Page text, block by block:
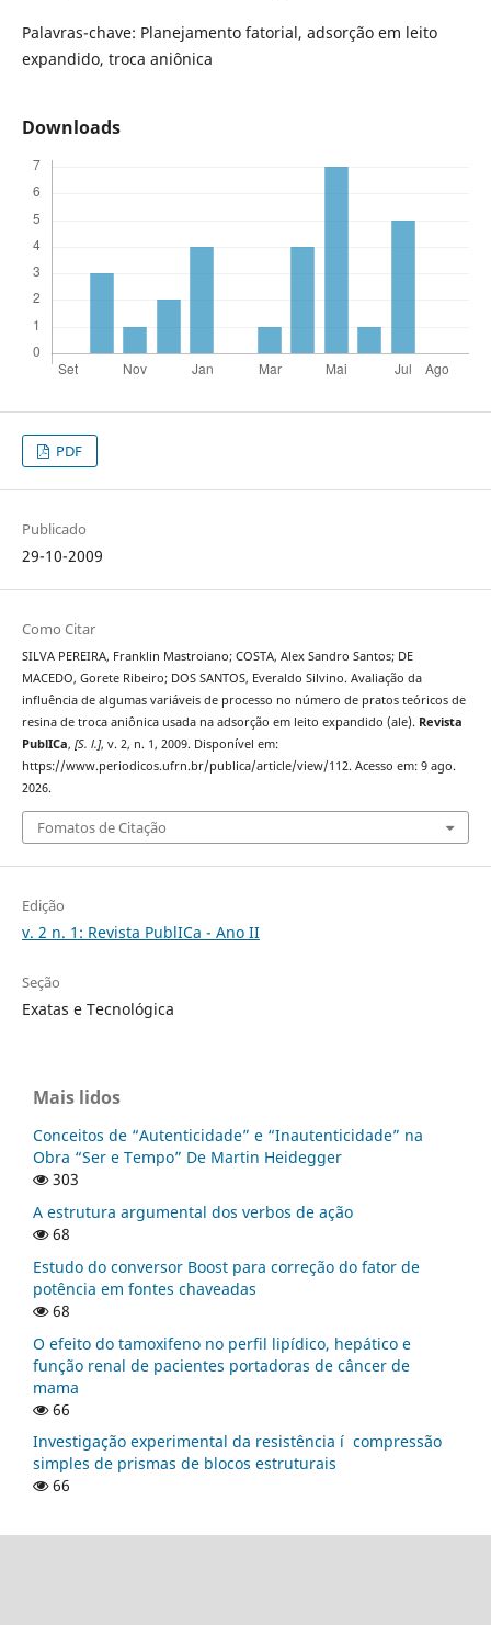
Palavras-chave: Planejamento fatorial, adsorção em leito
expandido, troca aniônica
Downloads
PDF
Publicado
29-10-2009
Como Citar
SILVA PEREIRA, Franklin Mastroiano; COSTA, Alex Sandro Santos; DE
MACEDO, Gorete Ribeiro; DOS SANTOS, Everaldo Silvino. Avaliação da
influência de algumas variáveis de processo no número de pratos teóricos de
resina de troca aniônica usada na adsorção em leito expandido (ale). Revista
PublICa, [S. l.], v. 2, n. 1, 2009. Disponível em:
https://www.periodicos.ufrn.br/publica/article/view/112. Acesso em: 9 ago.
2026.
Fomatos de Citação
Edição
v. 2 n. 1: Revista PublICa - Ano II
Seção
Exatas e Tecnológica
Mais lidos
Conceitos de “Autenticidade” e “Inautenticidade” na
Obra “Ser e Tempo” De Martin Heidegger
303
A estrutura argumental dos verbos de ação
68
Estudo do conversor Boost para correção do fator de
potência em fontes chaveadas
68
O efeito do tamoxifeno no perfil lipí­dico, hepático e
função renal de pacientes portadoras de câncer de
mama
66
Investigação experimental da resistência í compressão
simples de prismas de blocos estruturais
66